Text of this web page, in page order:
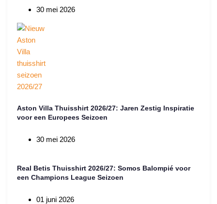
30 mei 2026
Aston Villa Thuisshirt 2026/27: Jaren Zestig Inspiratie
voor een Europees Seizoen
30 mei 2026
Real Betis Thuisshirt 2026/27: Somos Balompié voor
een Champions League Seizoen
01 juni 2026